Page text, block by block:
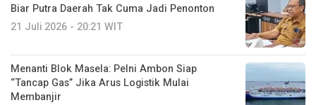
Biar Putra Daerah Tak Cuma Jadi Penonton
21 Juli 2026 - 20:21 WIT
Menanti Blok Masela: Pelni Ambon Siap
“Tancap Gas” Jika Arus Logistik Mulai
Membanjir